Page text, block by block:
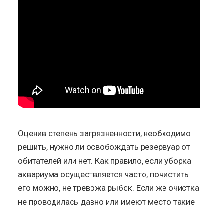
Оценив степень загрязненности, необходимо
решить, нужно ли освобождать резервуар от
обитателей или нет. Как правило, если уборка
аквариума осуществляется часто, почистить
его можно, не тревожа рыбок. Если же очистка
не проводилась давно или имеют место такие